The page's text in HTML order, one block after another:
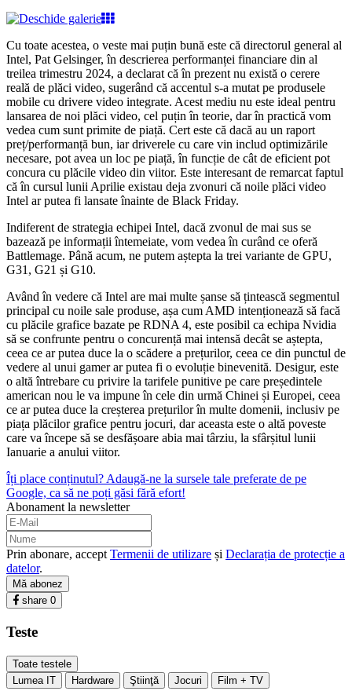
Cu toate acestea, o veste mai puțin bună este că directorul general al
Intel, Pat Gelsinger, în descrierea performanței financiare din al
treilea trimestru 2024, a declarat că în prezent nu există o cerere
reală de plăci video, sugerând că accentul s-a mutat pe produsele
mobile cu drivere video integrate. Acest mediu nu este ideal pentru
lansarea de noi plăci video, cel puțin în teorie, dar în practică vom
vedea cum sunt primite de piață. Cert este că dacă au un raport
preț/performanță bun, iar driverele cu care vin includ optimizările
necesare, pot avea un loc pe piață, în funcție de cât de eficient pot
concura cu plăcile video din viitor. Este interesant de remarcat faptul
că în cursul lunii Aprilie existau deja zvonuri că noile plăci video
Intel ar putea fi lansate înainte de Black Friday.
Indiferent de strategia echipei Intel, dacă zvonul de mai sus se
bazează pe informații întemeiate, vom vedea în curând ce oferă
Battlemage. Până acum, ne putem aștepta la trei variante de GPU,
G31, G21 și G10.
Având în vedere că Intel are mai multe șanse să țintească segmentul
principal cu noile sale produse, așa cum AMD intenționează să facă
cu plăcile grafice bazate pe RDNA 4, este posibil ca echipa Nvidia
să se confrunte pentru o concurență mai intensă decât se aștepta,
ceea ce ar putea duce la o scădere a prețurilor, ceea ce din punctul de
vedere al unui gamer ar putea fi o evoluție binevenită. Desigur, este
o altă întrebare cu privire la tarifele punitive pe care președintele
american nou le va impune în cele din urmă Chinei și Europei, ceea
ce ar putea duce la creșterea prețurilor în multe domenii, inclusiv pe
piața plăcilor grafice pentru jocuri, dar aceasta este o altă poveste
care va începe să se desfășoare abia mai târziu, la sfârșitul lunii
Ianuarie a anului viitor.
Îți place conținutul? Adaugă-ne la sursele tale preferate de pe
Google, ca să ne poți găsi fără efort!
Abonament la newsletter
Prin abonare, accept Termenii de utilizare și Declarația de protecție a
datelor.
Mă abonez
share 0
Teste
Toate testele
Lumea IT
Hardware Ştiinţă Jocuri Film + TV